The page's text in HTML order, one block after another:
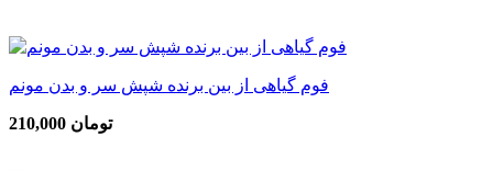
فوم گیاهی از بین برنده شپش سر و بدن مونم
210,000 تومان